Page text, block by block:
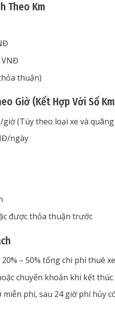
Theo Km
VNĐ
thuận)
Giờ (Kết Hợp Với Số
giờ (Tùy theo loại xe và
ngày
được thỏa thuận trước
– 50% tổng chi phí thuê
chuyển khoản khi kết
phí, sau 24 giờ phí hủy